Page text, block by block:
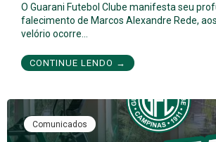
O Guarani Futebol Clube manifesta seu
falecimento de Marcos Alexandre Rede,
velório ocorre…
CONTINUE LENDO →
Comunicados